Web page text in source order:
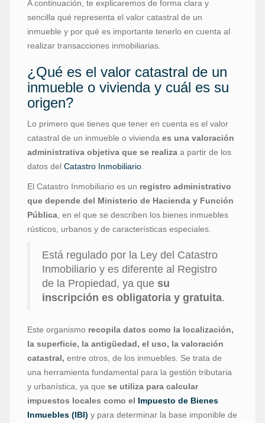
A continuación, te explicaremos de forma clara y
sencilla qué representa el valor catastral de un
inmueble y por qué es importante tenerlo en cuenta al
realizar transacciones inmobiliarias.
¿Qué es el valor catastral de un
inmueble o vivienda y cuál es su
origen?
Lo primero que tienes que tener en cuenta es el valor
catastral de un inmueble o vivienda es una valoración
administrativa objetiva que se realiza a partir de los
datos del Catastro Inmobiliario
El Catastro Inmobiliario es un registro administrativo
que depende del Ministerio de Hacienda y Función
Pública , en el que se describen los bienes inmuebles
rústicos, urbanos y de características especiales.
Está regulado por la Ley del Catastro
Inmobiliario y es diferente al Registro
de la Propiedad, ya que su
inscripción es obligatoria y gratuita.
Este organismo recopila datos como la localización,
la superficie, la antigüedad, el uso, la valoración
catastral, entre otros, de los inmuebles. Se trata de
una herramienta fundamental para la gestión tributaria
y urbanística, ya que se utiliza para calcular
impuestos locales como el Impuesto de Bienes
Inmuebles (IBI) y para determinar la base imponible de